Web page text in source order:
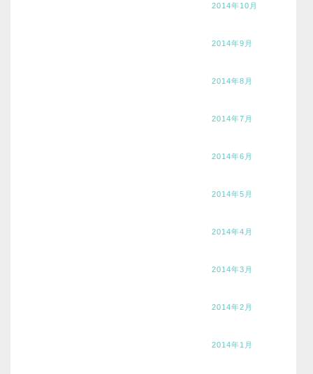
2014年10月
2014年9月
2014年8月
2014年7月
2014年6月
2014年5月
2014年4月
2014年3月
2014年2月
2014年1月